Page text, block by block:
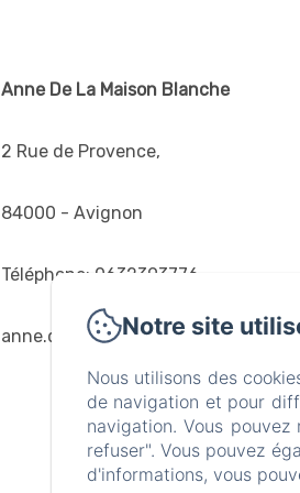
Anne De La Maison Blanche
2 Rue de Provence,
84000 - Avignon
Téléphone: 0632393776
Notre site
Nous utilisons des
de navigation et pour
navigation. Vous
refuser". Vous pouvez
d'informations, vous